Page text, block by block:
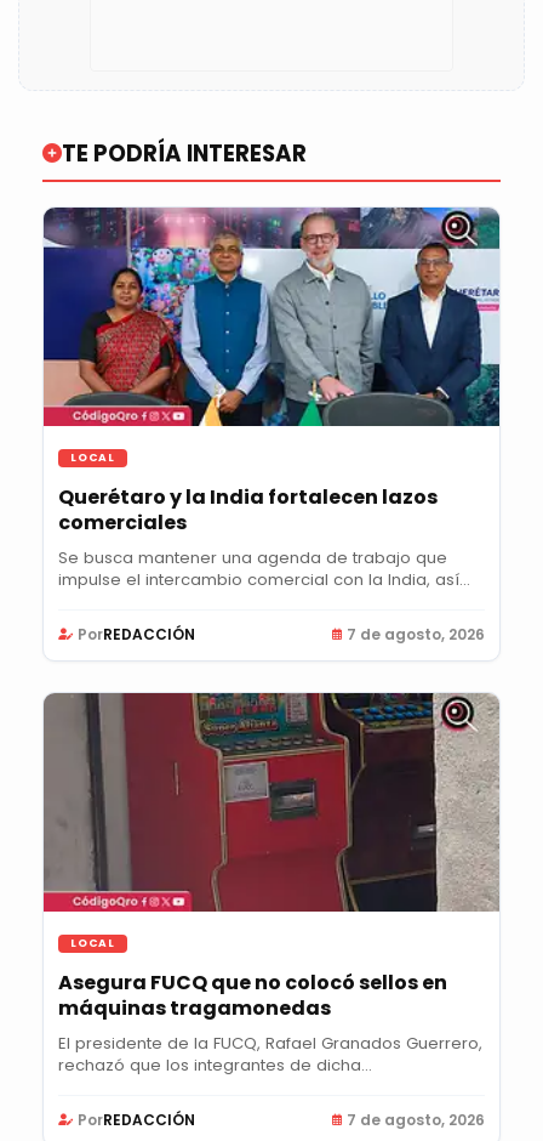
TE PODRÍA INTERESAR
LOCAL
Querétaro y la India fortalecen lazos
comerciales
Se busca mantener una agenda de trabajo que
impulse el intercambio comercial con la India, así
PorREDACCIÓN 7 de agosto, 2026
LOCAL
Asegura FUCQ que no colocó sellos en
máquinas tragamonedas
El presidente de la FUCQ, Rafael Granados Guerrero,
rechazó que los integrantes de dicha...
PorREDACCIÓN 7 de agosto, 2026